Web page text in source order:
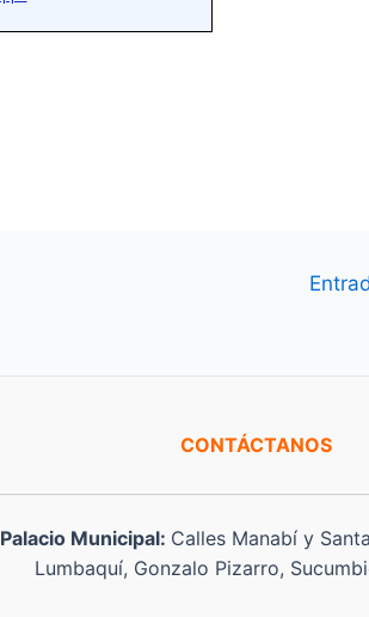
CONTÁCTANOS
Palacio Municipal: Calles Manabí y
Lumbaquí, Gonzalo Pizarro,